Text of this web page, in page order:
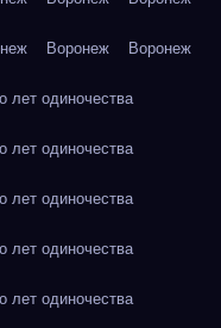
Воронеж Воронеж
лет одиночества
лет одиночества
лет одиночества
лет одиночества
лет одиночества